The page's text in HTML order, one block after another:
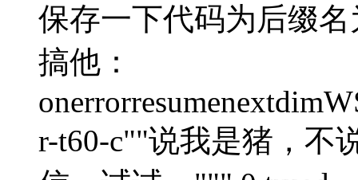
保存一下代码为后缀
搞他：
r-t60-c""说我是猪，不